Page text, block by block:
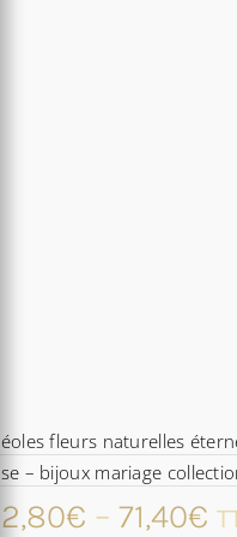
fleurs naturelles
– bijoux mariage
€ – 71,40€